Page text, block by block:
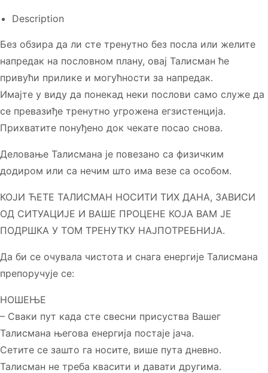
Description
Без обзира да ли сте тренутно без посла или желите
напредак на пословном плану, овај Талисман ће
привући прилике и могућности за напредак.
Имајте у виду да понекад неки послови само служе да
се превазиђе тренутно угрожена егзистенција.
Прихватите понуђено док чекате посао снова.
Деловање Талисмана је повезано са физичким
додиром или са нечим што има везе са особом.
КОЈИ ЋЕТЕ ТАЛИСМАН НОСИТИ ТИХ ДАНА, ЗАВИСИ
ОД СИТУАЦИЈЕ И ВАШЕ ПРОЦЕНЕ КОЈА ВАМ ЈЕ
ПОДРШКА У ТОМ ТРЕНУТКУ НАЈПОТРЕБНИЈА.
Да би се очувала чистота и снага енергије Талисмана
препоручује се:
НОШЕЊЕ
– Сваки пут када сте свесни присуства Вашег
Талисмана његова енергија постаје јача.
Сетите се зашто га носите, више пута дневно.
Талисман не треба квасити и давати другима.